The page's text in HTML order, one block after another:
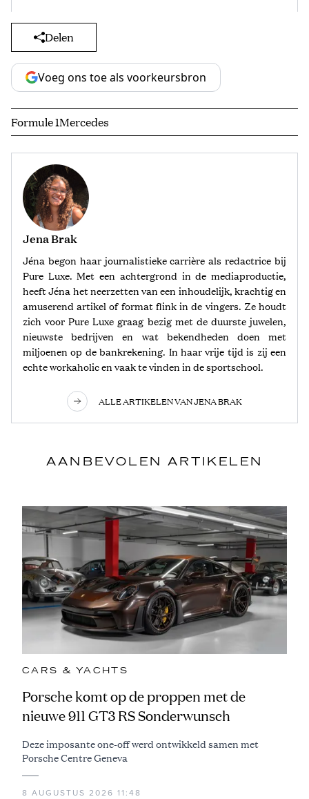
Delen
Voeg ons toe als voorkeursbron
Formule 1Mercedes
Jena Brak
Jéna begon haar journalistieke carrière als redactrice bij
Pure Luxe. Met een achtergrond in de mediaproductie,
heeft Jéna het neerzetten van een inhoudelijk, krachtig en
amuserend artikel of format flink in de vingers. Ze houdt
zich voor Pure Luxe graag bezig met de duurste juwelen,
nieuwste bedrijven en wat bekendheden doen met
miljoenen op de bankrekening. In haar vrije tijd is zij een
echte workaholic en vaak te vinden in de sportschool.
ALLE ARTIKELEN VAN JENA BRAK
AANBEVOLEN ARTIKELEN
CARS & YACHTS
Porsche komt op de proppen met de
nieuwe 911 GT3 RS Sonderwunsch
Deze imposante one-off werd ontwikkeld samen met
Porsche Centre Geneva
8 AUGUSTUS 2026 11:48